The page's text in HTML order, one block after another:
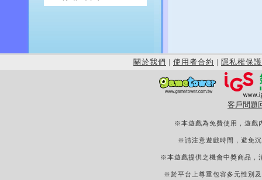
關於我們 | 使用者合約 | 隱私權保護
客戶問題
※本遊戲為免費使用，遊戲
※請注意遊戲時間，避免
※本遊戲提供之機會中獎商品，
※於平台上尊重包容多元性別